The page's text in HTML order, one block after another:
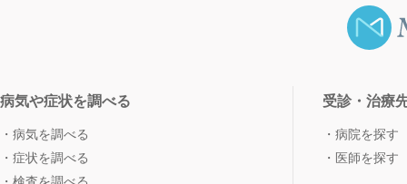
病気や症状を調べる
病気を調べる
症状を調べる
受診・治療
病院を探す
医師を探す